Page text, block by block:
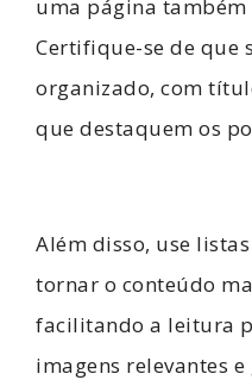
uma página também
Certifique-se de que
organizado, com
que destaquem os
Além disso, use
tornar o conteúdo
facilitando a leitura
imagens relevantes